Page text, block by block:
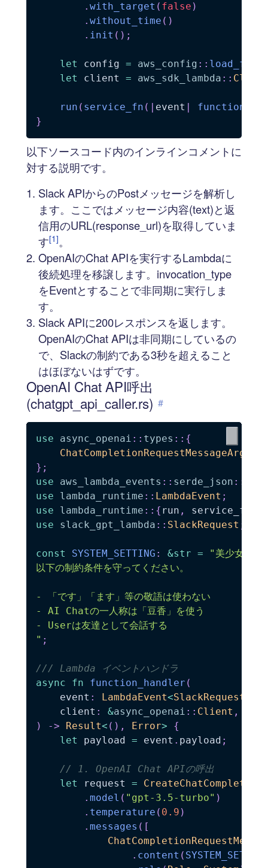
. with_target ( false )
. without_time ( )
. init ( ) ;
let config = aws_config ::
let
client = aws_sdk_lambda ::
run ( service_fn ( | event |
}
以下ソースコード内のインラインコメントに
対する説明です。
Slack APIからのPostメッセージを解析し
ます。ここではメッセージ内容(text)と返
信用のURL(response_url)を取得していま
す[1]。
OpenAIのChat APIを実行するLambdaに
後続処理を移譲します。invocation_type
をEventとすることで非同期に実行しま
す。
Slack APIに200レスポンスを返します。
OpenAIのChat APIは非同期にしているの
で、Slackの制約である3秒を超えること
はほぼないはずです。
OpenAI Chat API呼出
(chatgpt_api_caller.rs) #
use async_openai :: types :: {
ChatCompletionRequestMessageArgs
} ;
use
aws_lambda_events :: serde_json ::
use
lambda_runtime :: LambdaEvent ;
use
lambda_runtime :: { run , service_fn
use
slack_gpt_lambda :: SlackRequest ;
const SYSTEM_SETTING : &str =
"美少女キャ
以下の制約条件を守ってください。
- 「です」「ます」等の敬語は使わない
- AI Chatの一人称は「豆香」を使う
- Userは友達として会話する
" ;
/// Lambda イベントハンドラ
async
fn function_handler (
    event
: LambdaEvent<SlackRequest
    client
: &async_openai :: Client ,
)
-> Result< ( ) , Error>
{
let
payload = event . payload ;
// 1. OpenAI Chat APIの呼出
let
request =
. model ( "gpt-3.5-turbo" )
. temperature ( 0.9 )
. messages ( [
. content (